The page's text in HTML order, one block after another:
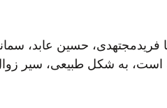
نویسندگان: نیما
است، به شکل طبیعی، سیر